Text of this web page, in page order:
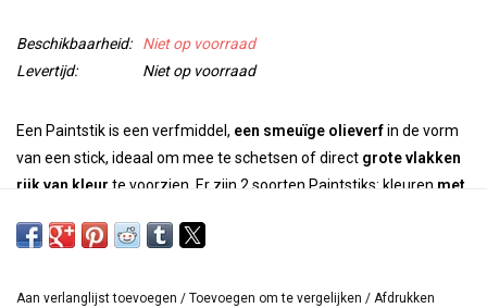
Beschikbaarheid:
Niet op voorraad
Levertijd:
Niet op voorraad
Een Paintstik is een verfmiddel, een smeuïge olieverfin de vorm
van een stick, ideaal om mee te schetsen of direct grote vlakken
rijk van kleur te voorzien. Er zijn 2 soorten Paintstiks: kleuren met
glans. De kleuren zijn onderling te mengen.
Aan verlanglijst toevoegen / Toevoegen om te vergelijken / Afdrukken